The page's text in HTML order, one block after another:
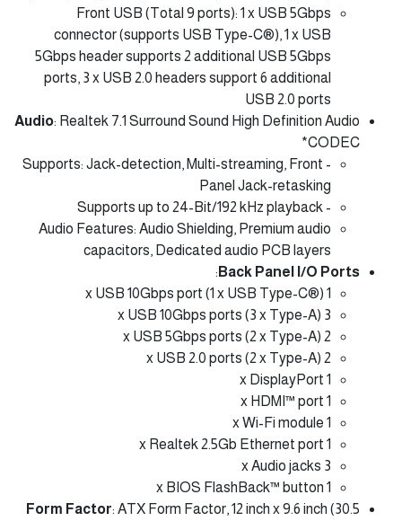
Front USB (Total 9 ports): 1 x USB 5Gbps
connector (supports USB Type-C®), 1 x USB
5Gbps header supports 2 additional USB 5Gbps
ports, 3 x USB 2.0 headers support 6 additional
USB 2.0 ports
Audio: Realtek 7.1 Surround Sound High Definition Audio
CODEC*
- Supports: Jack-detection, Multi-streaming, Front
Panel Jack-retasking
- Supports up to 24-Bit/192 kHz playback
Audio Features: Audio Shielding, Premium audio
capacitors, Dedicated audio PCB layers
Back Panel I/O Ports
:
1 x USB 10Gbps port (1 x USB Type-C®)
3 x USB 10Gbps ports (3 x Type-A)
2 x USB 5Gbps ports (2 x Type-A)
2 x USB 2.0 ports (2 x Type-A)
1 x DisplayPort
1 x HDMI™ port
1 x Wi-Fi module
1 x Realtek 2.5Gb Ethernet port
3 x Audio jacks
1 x BIOS FlashBack™ button
Form Factor: ATX Form Factor, 12 inch x 9.6 inch (30.5